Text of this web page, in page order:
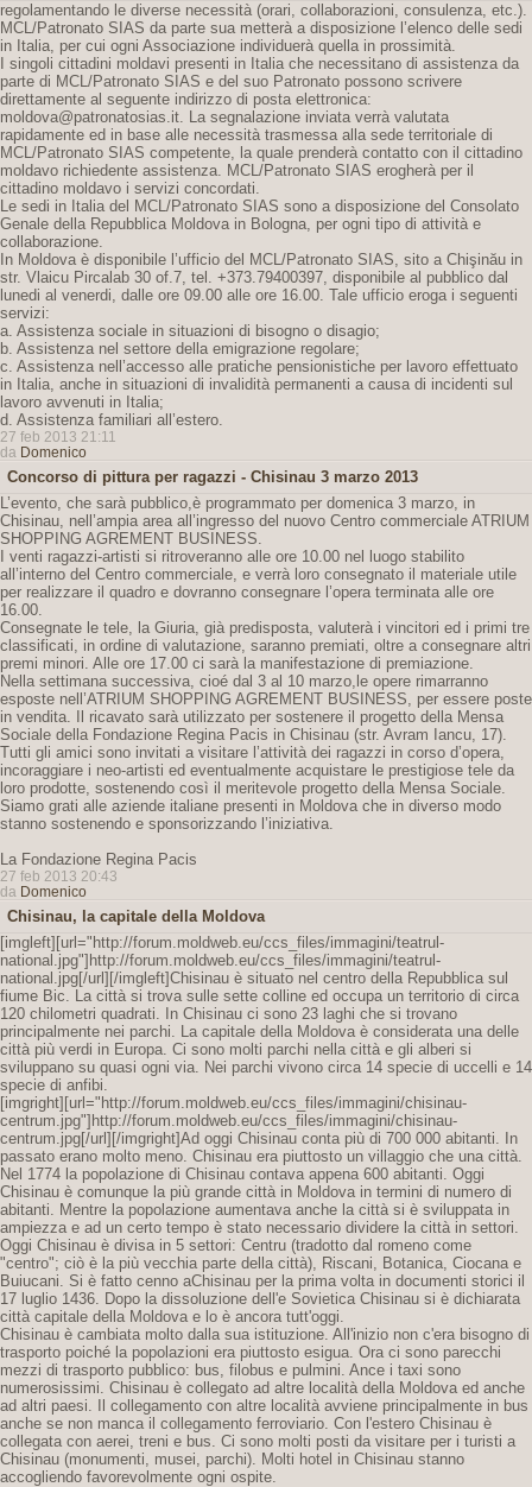
regolamentando le diverse necessità (orari, collaborazioni, consulenza, etc.).
MCL/Patronato SIAS da parte sua metterà a disposizione l’elenco delle sedi
in Italia, per cui ogni Associazione individuerà quella in prossimità.
I singoli cittadini moldavi presenti in Italia che necessitano di assistenza da
parte di MCL/Patronato SIAS e del suo Patronato possono scrivere
direttamente al seguente indirizzo di posta elettronica:
moldova@patronatosias.it. La segnalazione inviata verrà valutata
rapidamente ed in base alle necessità trasmessa alla sede territoriale di
MCL/Patronato SIAS competente, la quale prenderà contatto con il cittadino
moldavo richiedente assistenza. MCL/Patronato SIAS erogherà per il
cittadino moldavo i servizi concordati.
Le sedi in Italia del MCL/Patronato SIAS sono a disposizione del Consolato
Genale della Repubblica Moldova in Bologna, per ogni tipo di attività e
collaborazione.
In Moldova è disponibile l’ufficio del MCL/Patronato SIAS, sito a Chişinău in
str. Vlaicu Pircalab 30 of.7, tel. +373.79400397, disponibile al pubblico dal
lunedi al venerdi, dalle ore 09.00 alle ore 16.00. Tale ufficio eroga i seguenti
servizi:
a. Assistenza sociale in situazioni di bisogno o disagio;
b. Assistenza nel settore della emigrazione regolare;
c. Assistenza nell’accesso alle pratiche pensionistiche per lavoro effettuato
in Italia, anche in situazioni di invalidità permanenti a causa di incidenti sul
lavoro avvenuti in Italia;
d. Assistenza familiari all’estero.
27 feb 2013 21:11
da Domenico
Concorso di pittura per ragazzi - Chisinau 3 marzo 2013
L’evento, che sarà pubblico,è programmato per domenica 3 marzo, in
Chisinau, nell’ampia area all’ingresso del nuovo Centro commerciale ATRIUM
SHOPPING AGREMENT BUSINESS.
I venti ragazzi-artisti si ritroveranno alle ore 10.00 nel luogo stabilito
all’interno del Centro commerciale, e verrà loro consegnato il materiale utile
per realizzare il quadro e dovranno consegnare l’opera terminata alle ore
16.00.
Consegnate le tele, la Giuria, già predisposta, valuterà i vincitori ed i primi tre
classificati, in ordine di valutazione, saranno premiati, oltre a consegnare altri
premi minori. Alle ore 17.00 ci sarà la manifestazione di premiazione.
Nella settimana successiva, cioé dal 3 al 10 marzo,le opere rimarranno
esposte nell’ATRIUM SHOPPING AGREMENT BUSINESS, per essere poste
in vendita. Il ricavato sarà utilizzato per sostenere il progetto della Mensa
Sociale della Fondazione Regina Pacis in Chisinau (str. Avram Iancu, 17).
Tutti gli amici sono invitati a visitare l’attività dei ragazzi in corso d’opera,
incoraggiare i neo-artisti ed eventualmente acquistare le prestigiose tele da
loro prodotte, sostenendo così il meritevole progetto della Mensa Sociale.
Siamo grati alle aziende italiane presenti in Moldova che in diverso modo
stanno sostenendo e sponsorizzando l’iniziativa.
La Fondazione Regina Pacis
27 feb 2013 20:43
da Domenico
Chisinau, la capitale della Moldova
[imgleft][url="http://forum.moldweb.eu/ccs_files/immagini/teatrul-
national.jpg"]http://forum.moldweb.eu/ccs_files/immagini/teatrul-
national.jpg[/url][/imgleft]Chisinau è situato nel centro della Repubblica sul
fiume Bic. La città si trova sulle sette colline ed occupa un territorio di circa
120 chilometri quadrati. In Chisinau ci sono 23 laghi che si trovano
principalmente nei parchi. La capitale della Moldova è considerata una delle
città più verdi in Europa. Ci sono molti parchi nella città e gli alberi si
sviluppano su quasi ogni via. Nei parchi vivono circa 14 specie di uccelli e 14
specie di anfibi.
[imgright][url="http://forum.moldweb.eu/ccs_files/immagini/chisinau-
centrum.jpg"]http://forum.moldweb.eu/ccs_files/immagini/chisinau-
centrum.jpg[/url][/imgright]Ad oggi Chisinau conta più di 700 000 abitanti. In
passato erano molto meno. Chisinau era piuttosto un villaggio che una città.
Nel 1774 la popolazione di Chisinau contava appena 600 abitanti. Oggi
Chisinau è comunque la più grande città in Moldova in termini di numero di
abitanti. Mentre la popolazione aumentava anche la città si è sviluppata in
ampiezza e ad un certo tempo è stato necessario dividere la città in settori.
Oggi Chisinau è divisa in 5 settori: Centru (tradotto dal romeno come
"centro"; ciò è la più vecchia parte della città), Riscani, Botanica, Ciocana e
Buiucani. Si è fatto cenno aChisinau per la prima volta in documenti storici il
17 luglio 1436. Dopo la dissoluzione dell'e Sovietica Chisinau si è dichiarata
città capitale della Moldova e lo è ancora tutt'oggi.
Chisinau è cambiata molto dalla sua istituzione. All'inizio non c'era bisogno di
trasporto poiché la popolazioni era piuttosto esigua. Ora ci sono parecchi
mezzi di trasporto pubblico: bus, filobus e pulmini. Ance i taxi sono
numerosissimi. Chisinau è collegato ad altre località della Moldova ed anche
ad altri paesi. Il collegamento con altre località avviene principalmente in bus
anche se non manca il collegamento ferroviario. Con l'estero Chisinau è
collegata con aerei, treni e bus. Ci sono molti posti da visitare per i turisti a
Chisinau (monumenti, musei, parchi). Molti hotel in Chisinau stanno
accogliendo favorevolmente ogni ospite.